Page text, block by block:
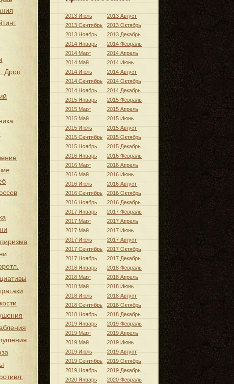
Дроп
2013 Июль
2013 Август
2013 Сентябрь
2013 Октябрь
2013 Ноябрь
2013 Декабрь
2014 Январь
2014 Февраль
2014 Март
2014 Апрель
2014 Май
2014 Июнь
2014 Июль
2014 Август
2014 Сентябрь
2014 Октябрь
2014 Ноябрь
2014 Декабрь
2015 Январь
2015 Февраль
2015 Март
2015 Апрель
2015 Май
2015 Июнь
2015 Июль
2015 Август
2015 Сентябрь
2015 Октябрь
2015 Ноябрь
2015 Декабрь
2016 Январь
2016 Февраль
2016 Март
2016 Апрель
2016 Май
2016 Июнь
2016 Июль
2016 Август
2016 Сентябрь
2016 Октябрь
2016 Ноябрь
2016 Декабрь
2017 Январь
2017 Февраль
2017 Март
2017 Апрель
2017 Май
2017 Июнь
2017 Июль
2017 Август
2017 Сентябрь
2017 Октябрь
2017 Ноябрь
2017 Декабрь
2018 Январь
2018 Февраль
2018 Март
2018 Апрель
2018 Май
2018 Июнь
2018 Июль
2018 Август
2018 Сентябрь
2018 Октябрь
2018 Ноябрь
2018 Декабрь
2019 Январь
2019 Февраль
2019 Март
2019 Апрель
2019 Май
2019 Июнь
2019 Июль
2019 Август
2019 Сентябрь
2019 Октябрь
2019 Ноябрь
2019 Декабрь
2020 Январь
2020 Февраль